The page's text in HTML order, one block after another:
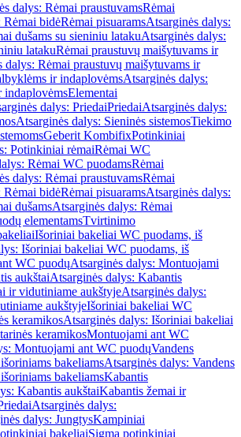
dalys: Rėmai praustuvamsRėmai
Rėmai bidėRėmai pisuaramsAtsarginės dalys:
dušams su sieniniu latakuAtsarginės dalys:
latakuRėmai praustuvų maišytuvams ir
dalys: Rėmai praustuvų maišytuvams ir
ir indaplovėmsAtsarginės dalys:
indaplovėmsElementai
dalys: PriedaiPriedaiAtsarginės dalys:
Atsarginės dalys: Sieninės sistemosTiekimo
Geberit KombifixPotinkiniai
Potinkiniai rėmaiRėmai WC
Rėmai WC puodamsRėmai
dalys: Rėmai praustuvamsRėmai
Rėmai bidėRėmai pisuaramsAtsarginės dalys:
dušamsAtsarginės dalys: Rėmai
elementamsTvirtinimo
Išoriniai bakeliai WC puodams, iš
Išoriniai bakeliai WC puodams, iš
WC puodųAtsarginės dalys: Montuojami
aukštaiAtsarginės dalys: Kabantis
ir vidutiniame aukštyjeAtsarginės dalys:
aukštyjeIšoriniai bakeliai WC
keramikosAtsarginės dalys: Išoriniai bakeliai
keramikosMontuojami ant WC
Montuojami ant WC puodųVandens
bakeliamsAtsarginės dalys: Vandens
bakeliamsKabantis
Kabantis aukštaiKabantis žemai ir
Atsarginės dalys:
dalys: JungtysKampiniai
bakeliaiSigma potinkiniai